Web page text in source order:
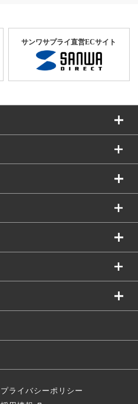
サンワサプライ直営ECサイト
プライバシーポリシー